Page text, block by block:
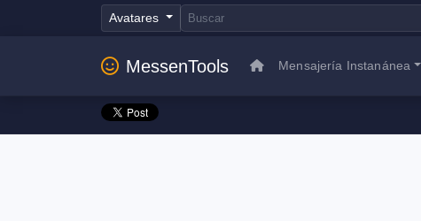
Avatares
MessenTools Mensajería Instanánea